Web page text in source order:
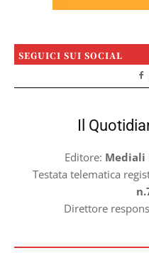
SEGUICI SUI SOCIAL
Il
Editore: Mediali
Testata telematica
Direttore